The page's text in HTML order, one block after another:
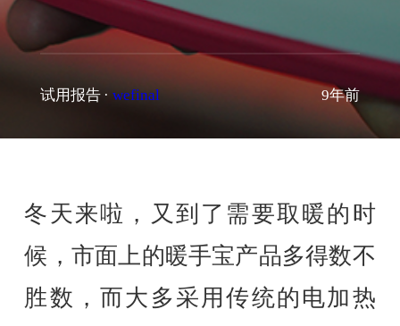
试用报告 · wefinal 9年前
冬天来啦，又到了需要取暖的时
候，市面上的暖手宝产品多得数不
胜数，而大多采用传统的电加热